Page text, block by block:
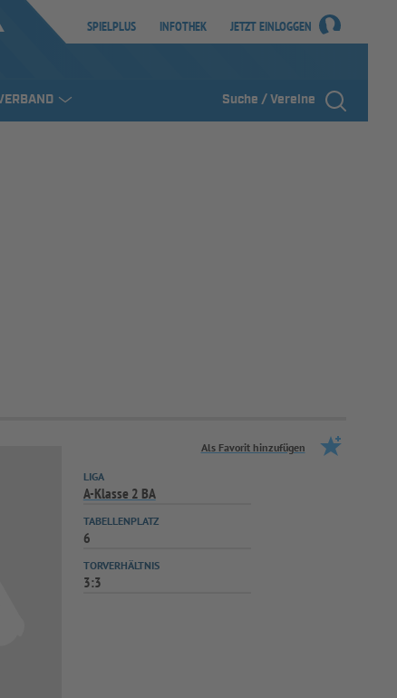
SPIELPLUS INFOTHEK JETZT EINLOGGEN
Suche / Vereine
Als Favorit hinzufügen
LIGA
A-Klasse 2 BA
TABELLENPLATZ
6
TORVERHÄLTNIS
3:3